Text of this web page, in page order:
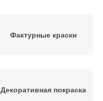
Фактурные краски
Декоративная покраска